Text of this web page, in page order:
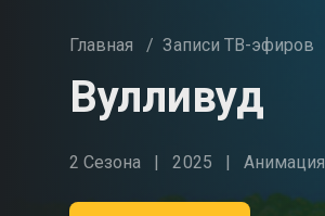
Главная / Записи ТВ-эфиров
Вулливуд
2 Сезона 2025 Анимация